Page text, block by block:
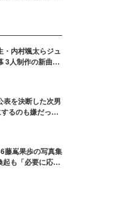
の美しさ”に改
増えている様
な憧れの艶やか
る、美容好きの
・内村颯太らジュ
3人制作の新曲＆
ゲネプロレポ】
表を決断した次男
るのも嫌だっ
藤嶌果歩の写真集
起も「必要に応じ